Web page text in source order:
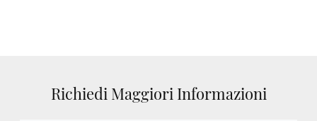
Richiedi Maggiori Informazioni